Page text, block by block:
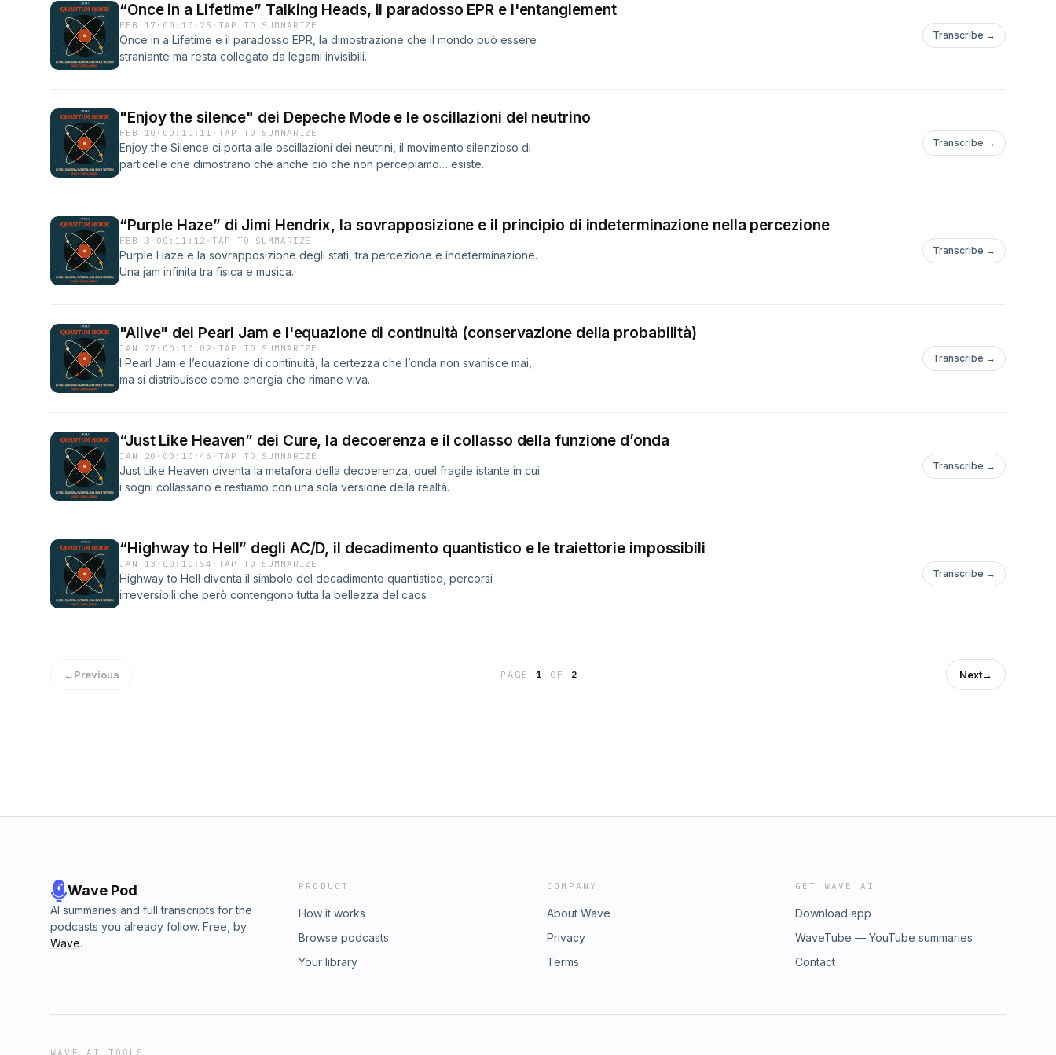
“Once in a Lifetime” Talking Heads, il paradosso EPR e l'entanglement
FEB 17 · 00:10:25 ·TAP TO SUMMARIZE
Once in a Lifetime e il paradosso EPR, la dimostrazione che il mondo può essere
straniante ma resta collegato da legami invisibili.
Transcribe →
"Enjoy the silence" dei Depeche Mode e le oscillazioni del neutrino
FEB 10 · 00:10:11 ·TAP TO SUMMARIZE
Enjoy the Silence ci porta alle oscillazioni dei neutrini, il movimento silenzioso di
particelle che dimostrano che anche ciò che non percepiamo… esiste.
Transcribe →
“Purple Haze” di Jimi Hendrix, la sovrapposizione e il principio di indeterminazione nella percezione
FEB 3 · 00:11:12 ·TAP TO SUMMARIZE
Purple Haze e la sovrapposizione degli stati, tra percezione e indeterminazione.
Una jam infinita tra fisica e musica.
Transcribe →
"Alive" dei Pearl Jam e l'equazione di continuità (conservazione della probabilità)
JAN 27 · 00:10:02 ·TAP TO SUMMARIZE
I Pearl Jam e l’equazione di continuità, la certezza che l’onda non svanisce mai,
ma si distribuisce come energia che rimane viva.
Transcribe →
“Just Like Heaven” dei Cure, la decoerenza e il collasso della funzione d’onda
JAN 20 · 00:10:46 ·TAP TO SUMMARIZE
Just Like Heaven diventa la metafora della decoerenza, quel fragile istante in cui
i sogni collassano e restiamo con una sola versione della realtà.
Transcribe →
“Highway to Hell” degli AC/D, il decadimento quantistico e le traiettorie impossibili
JAN 13 · 00:10:54 ·TAP TO SUMMARIZE
Highway to Hell diventa il simbolo del decadimento quantistico, percorsi
irreversibili che però contengono tutta la bellezza del caos
Transcribe →
←Previous PAGE1 OF 2 Next→
Wave Pod
AI summaries and full transcripts for the
podcasts you already follow. Free, by
Wave.
PRODUCT
How it works
Browse podcasts
Your library
COMPANY
About Wave
Privacy
Terms
GET WAVE AI
Download app
WaveTube — YouTube summaries
Contact
WAVE AI TOOLS